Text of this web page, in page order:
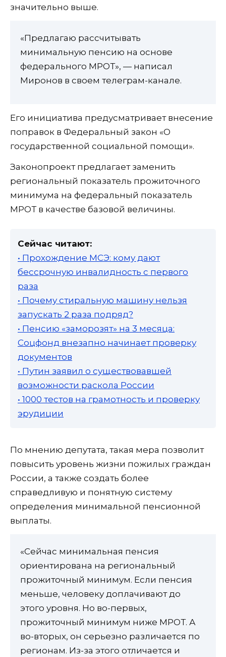
значительно выше.
«Предлагаю рассчитывать
минимальную пенсию на основе
федерального МРОТ», — написал
Миронов в своем телеграм-канале.
Его инициатива предусматривает внесение
поправок в Федеральный закон «О
государственной социальной помощи».
Законопроект предлагает заменить
региональный показатель прожиточного
минимума на федеральный показатель
МРОТ в качестве базовой величины.
Сейчас читают:
• Прохождение МСЭ: кому дают
бессрочную инвалидность с первого
раза
• Почему стиральную машину нельзя
запускать 2 раза подряд?
• Пенсию «заморозят» на 3 месяца:
Соцфонд внезапно начинает проверку
документов
• Путин заявил о существовавшей
возможности раскола России
• 1000 тестов на грамотность и проверку
эрудиции
По мнению депутата, такая мера позволит
повысить уровень жизни пожилых граждан
России, а также создать более
справедливую и понятную систему
определения минимальной пенсионной
выплаты.
«Сейчас минимальная пенсия
ориентирована на региональный
прожиточный минимум. Если пенсия
меньше, человеку доплачивают до
этого уровня. Но во-первых,
прожиточный минимум ниже МРОТ. А
во-вторых, он серьезно различается по
регионам. Из-за этого отличается и